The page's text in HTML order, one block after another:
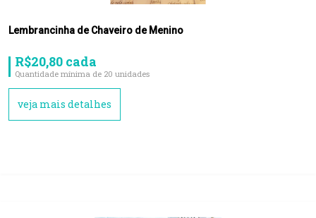
Lembrancinha de Chaveiro de Menino
R$20,80 cada
Quantidade mínima de 20 unidades
veja mais detalhes